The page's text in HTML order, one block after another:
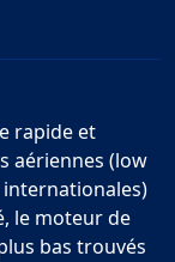
rapide et
aériennes (low
le moteur de
bas trouvés